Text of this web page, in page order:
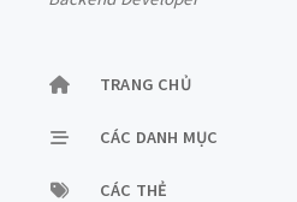
TRANG CHỦ
CÁC DANH MỤC
CÁC THẺ